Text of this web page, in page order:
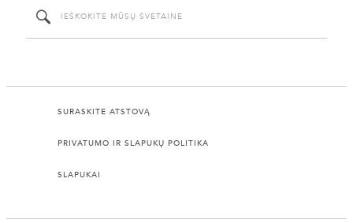
SURASKITE ATSTOVĄ
PRIVATUMO IR SLAPUKŲ POLITIKA
SLAPUKAI